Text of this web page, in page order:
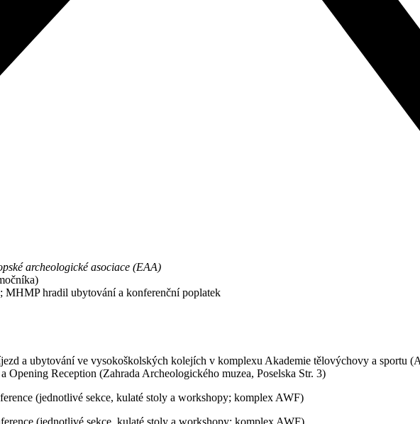
archeologické asociace (EAA)
MHMP hradil ubytování a konferenční poplatek
a ubytování ve vysokoškolských kolejích v komplexu Akademie tělovýchovy a sportu
Reception (Zahrada Archeologického muzea, Poselska Str. 3)
(jednotlivé sekce, kulaté stoly a workshopy; komplex AWF)
(jednotlivé sekce, kulaté stoly a workshopy; komplex AWF)